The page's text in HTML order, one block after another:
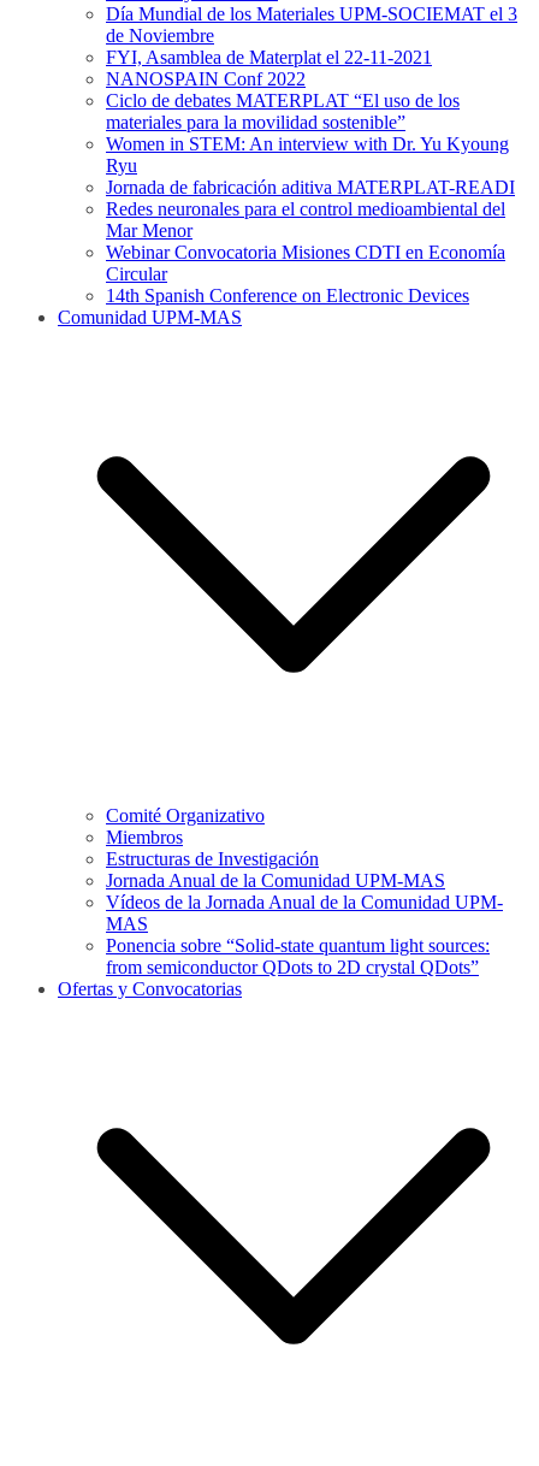
Día Mundial de los Materiales UPM-SOCIEMAT el 3
de Noviembre
FYI, Asamblea de Materplat el 22-11-2021
NANOSPAIN Conf 2022
Ciclo de debates MATERPLAT “El uso de los
materiales para la movilidad sostenible”
Women in STEM: An interview with Dr. Yu Kyoung
Ryu
Jornada de fabricación aditiva MATERPLAT-READI
Redes neuronales para el control medioambiental del
Mar Menor
Webinar Convocatoria Misiones CDTI en Economía
Circular
14th Spanish Conference on Electronic Devices
Comunidad UPM-MAS
Comité Organizativo
Miembros
Estructuras de Investigación
Jornada Anual de la Comunidad UPM-MAS
Vídeos de la Jornada Anual de la Comunidad UPM-
MAS
Ponencia sobre “Solid-state quantum light sources:
from semiconductor QDots to 2D crystal QDots”
Ofertas y Convocatorias